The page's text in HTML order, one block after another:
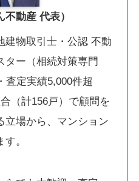
動産 代表）
建物取引士・公認 不動
ター（相続対策専門
査定実績5,000件超
（計156戸）で顧問を
立場から、マンション
。